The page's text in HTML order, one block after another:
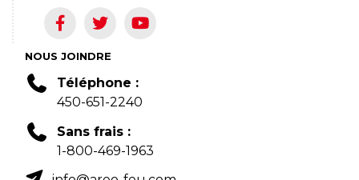
NOUS JOINDRE
Téléphone :
450-651-2240
Sans frais :
1-800-469-1963